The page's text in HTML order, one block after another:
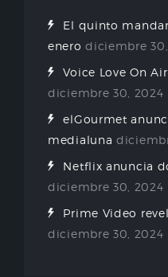
El quinto
enero diciembre
Voice Love On
diciembre 30, 2024
elGourmet
medialuna
Netflix anuncia
diciembre 30, 2024
Prime Video
diciembre 30, 2024